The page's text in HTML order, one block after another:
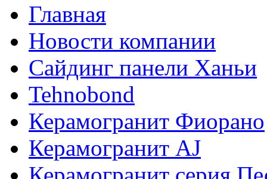
Главная
Новости компании
Сайдинг панели Ханьи
Tehnobond
Керамогранит Фиорано
Керамогранит AJ